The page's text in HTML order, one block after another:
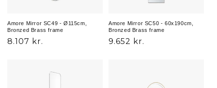
Amore Mirror SC49 - Ø115cm,
Bronzed Brass frame
Normalpris
8.107 kr.
Amore Mirror SC50 - 60x190cm,
Bronzed Brass frame
Normalpris
9.652 kr.